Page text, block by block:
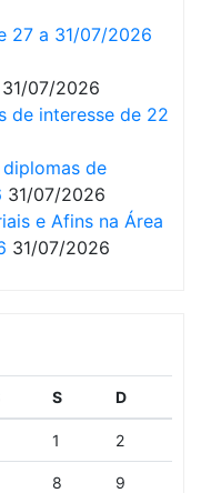
27 a 31/07/2026
31/07/2026
de interesse de 22
de
31/07/2026
e Afins na Área
31/07/2026
S D
1 2
8 9